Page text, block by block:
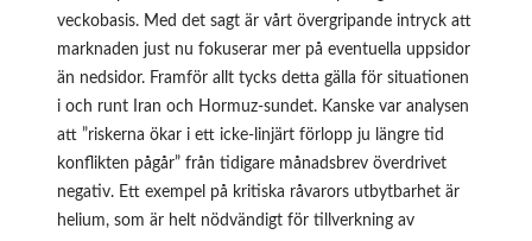
veckobasis. Med det sagt är vårt övergripande intryck att
marknaden just nu fokuserar mer på eventuella uppsidor
än nedsidor. Framför allt tycks detta gälla för situationen
i och runt Iran och Hormuz-sundet. Kanske var analysen
att ”riskerna ökar i ett icke-linjärt förlopp ju längre tid
konflikten pågår” från tidigare månadsbrev överdrivet
negativ. Ett exempel på kritiska råvarors utbytbarhet är
helium, som är helt nödvändigt för tillverkning av